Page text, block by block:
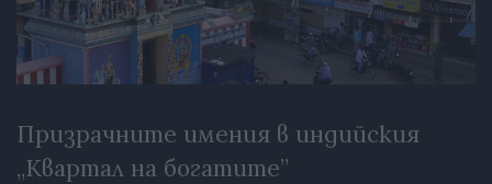
Призрачните имения в индийския
„Квартал на богатите”